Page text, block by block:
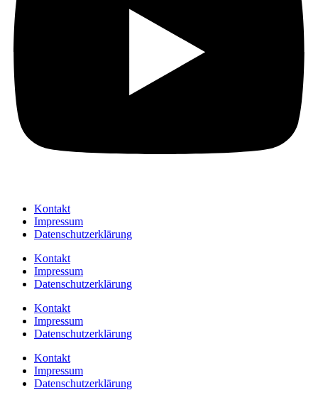
Kontakt
Impressum
Datenschutzerklärung
Kontakt
Impressum
Datenschutzerklärung
Kontakt
Impressum
Datenschutzerklärung
Kontakt
Impressum
Datenschutzerklärung